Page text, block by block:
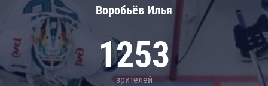
Воробьёв Илья
1253
зрителей